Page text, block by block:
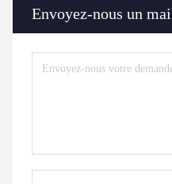
Envoyez-nous un